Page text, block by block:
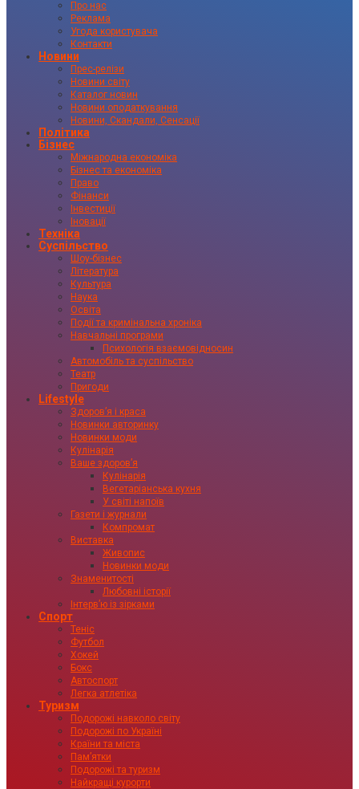
Про нас
Реклама
Угода користувача
Контакти
Новини
Прес-релізи
Новини світу
Каталог новин
Новини оподаткування
Новини, Скандали, Сенсації
Політика
Бізнес
Міжнародна економіка
Бізнес та економіка
Право
Фінанси
Інвестиції
Іновації
Техніка
Суспільство
Шоу-бізнес
Література
Культура
Наука
Освіта
Події та кримінальна хроніка
Навчальні програми
Психологія взаємовідносин
Автомобіль та суспільство
Театр
Пригоди
Lifestyle
Здоровʼя і краса
Новинки авторинку
Новинки моди
Кулінарія
Ваше здоровʼя
Кулінарія
Вегетаріанська кухня
У світі напоїв
Газети і журнали
Компромат
Виставка
Живопис
Новинки моди
Знаменитості
Любовні історії
Інтервʼю із зірками
Спорт
Теніс
Футбол
Хокей
Бокс
Автоспорт
Легка атлетіка
Туризм
Подорожі навколо світу
Подорожі по Україні
Країни та міста
Пам’ятки
Подорожі та туризм
Найкращі курорти